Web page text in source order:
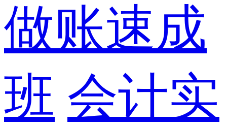
做账速成
班 会计实